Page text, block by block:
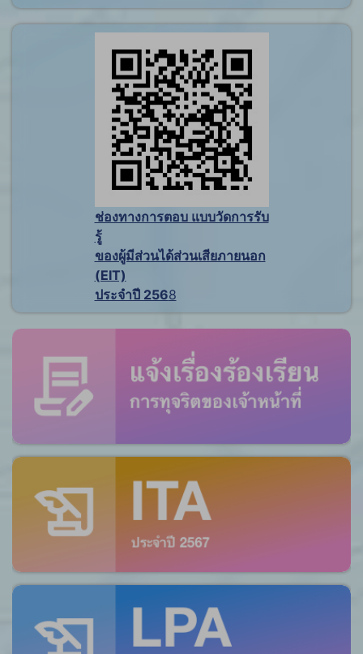
ช่องทางการตอบ แบบวัดการรับ
รู้
ของผู้มีส่วนได้ส่วนเสียภายนอก
(EIT)
ประจำปี 2568